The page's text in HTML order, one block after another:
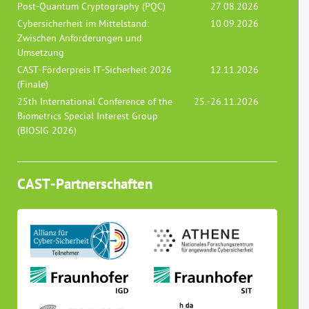
Post-Quantum Cryptography (PQC)
27.08.2026
Cybersicherheit im Mittelstand:
Zwischen Anforderungen und
Umsetzung
10.09.2026
CAST-Förderpreis IT-Sicherheit 2026
(Finale)
12.11.2026
25th International Conference of the
Biometrics Special Interest Group
(BIOSIG 2026)
25.-26.11.2026
CAST-Partnerschaften